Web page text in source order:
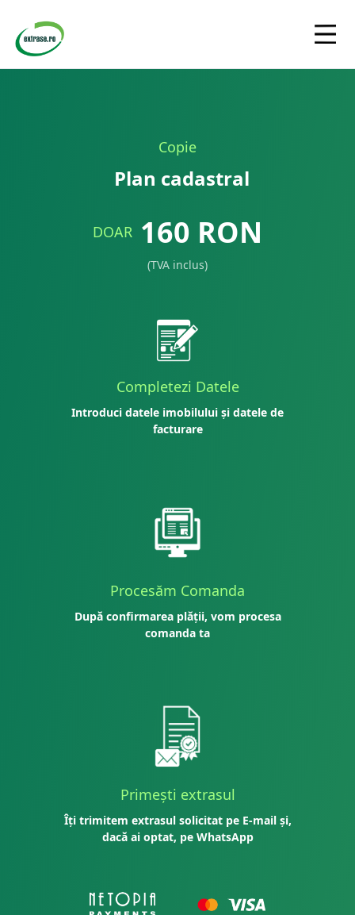
Copie
Plan cadastral
DOAR 160 RON
(TVA inclus)
Completezi Datele
Introduci datele imobilului și datele de
facturare
Procesăm Comanda
După confirmarea plății, vom procesa
comanda ta
Primești extrasul
Îți trimitem extrasul solicitat pe E-mail și,
dacă ai optat, pe WhatsApp